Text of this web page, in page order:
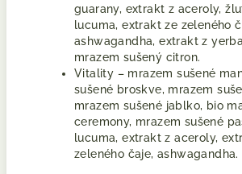
guarany, extrakt z aceroly,
lucuma, extrakt ze zeleného
ashwagandha, extrakt z
mrazem sušený citron.
Vitality – mrazem sušené
sušené broskve, mrazem
mrazem sušené jablko, bio
ceremony, mrazem sušené
lucuma, extrakt z aceroly,
zeleného čaje, ashwagandha.